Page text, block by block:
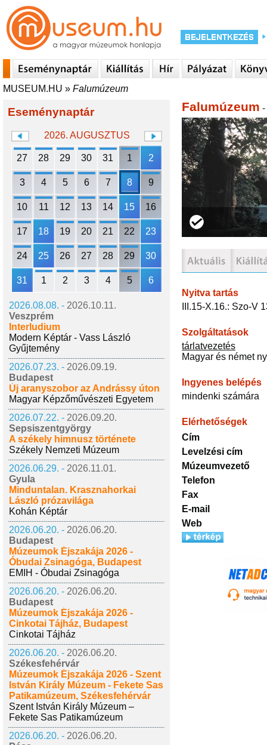
MUSEUM.HU » Falumúzeum
Eseménynaptár
2026. AUGUSZTUS
27 28 29 30 31 1 2
3 4 5 6 7 8 9
10 11 12 13 14 15 16
17 18 19 20 21 22 23
24 25 26 27 28 29 30
31 1 2 3 4 5 6
2026.08.08. - 2026.10.11.
Veszprém
Interludium
Modern Képtár - Vass László
Gyűjtemény
2026.07.23. - 2026.09.19.
Budapest
Új aranyszobor az Andrássy úton
Magyar Képzőművészeti Egyetem
2026.07.22. - 2026.09.20.
Sepsiszentgyörgy
A székely himnusz története
Székely Nemzeti Múzeum
2026.06.29. - 2026.11.01.
Gyula
Minduntalan. Krasznahorkai
László prózavilága
Kohán Képtár
2026.06.20. - 2026.06.20.
Budapest
Múzeumok Éjszakája 2026 -
Óbudai Zsinagóga, Budapest
EMIH - Óbudai Zsinagóga
2026.06.20. - 2026.06.20.
Budapest
Múzeumok Éjszakája 2026 -
Cinkotai Tájház, Budapest
Cinkotai Tájház
2026.06.20. - 2026.06.20.
Székesfehérvár
Múzeumok Éjszakája 2026 - Szent
István Király Múzeum - Fekete Sas
Patikamúzeum, Székesfehérvár
Szent István Király Múzeum –
Fekete Sas Patikamúzeum
2026.06.20. - 2026.06.20.
Falumúzeum
Nyitva tartás
III.15-X.16.: Szo-V
Szolgáltatások
tárlatvezetés
Magyar és német
Ingyenes belépés
mindenki számára
Elérhetőségek
Cím
Levelzési cím
Múzeumvezető
Telefon
Fax
E-mail
Web